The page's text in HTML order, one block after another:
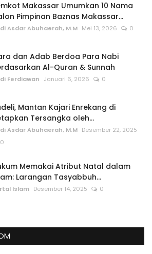
Makassar Umumkan 10 Nama
Pimpinan Baznas Makassar...
Asdar Abuhaerah, M.M Mei 13, 2026 0
dan Adab Berdoa Para Nabi
Al-Quran & Sunnah
Ferdiawan Januari 6, 2026 0
Mantan Kajari Enrekang di
Tersangka oleh...
Asdar Abuhaerah, M.M Desember 22, 2025
0
Memakai Atribut Natal dalam
Larangan Tasyabbuh...
Islam Desember 14, 2025 0